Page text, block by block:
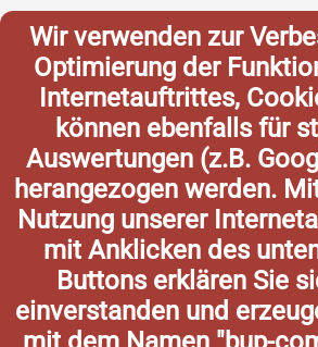
Wir verwenden zur
Optimierung der
Internetauftrittes,
können ebenfalls für
Auswertungen (z.B.
herangezogen werden.
Nutzung unserer
mit Anklicken des
Buttons erklären Sie
einverstanden und